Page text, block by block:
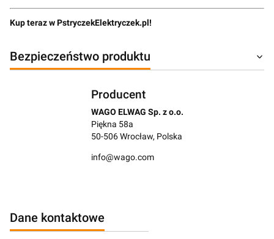
Kup teraz w PstryczekElektryczek.pl!
Bezpieczeństwo produktu
Producent
WAGO ELWAG Sp. z o.o.
Piękna 58a
50-506 Wrocław, Polska
info@wago.com
Dane kontaktowe